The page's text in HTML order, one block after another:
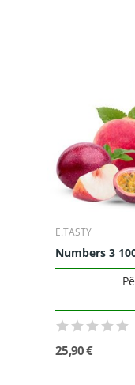
E.TASTY
Numbers 3
25,90 €